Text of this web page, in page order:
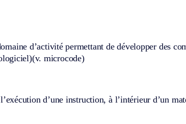
d’activité permettant de développer des
(v. microcode)
d’une instruction, à l’intérieur d’un